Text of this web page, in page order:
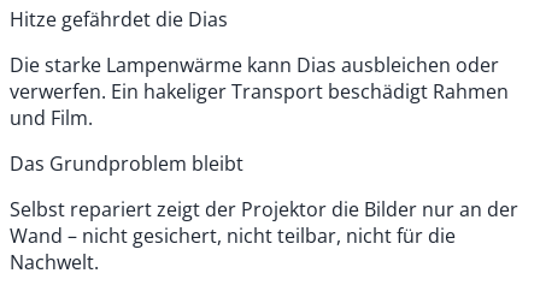
Hitze gefährdet die Dias
Die starke Lampenwärme kann Dias ausbleichen oder
verwerfen. Ein hakeliger Transport beschädigt Rahmen
und Film.
Das Grundproblem bleibt
Selbst repariert zeigt der Projektor die Bilder nur an der
Wand – nicht gesichert, nicht teilbar, nicht für die
Nachwelt.